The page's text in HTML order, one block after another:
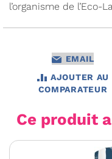
l’organisme de l’Eco-
EMAIL
AJOUTER AU
COMPARATEUR
Ce produit